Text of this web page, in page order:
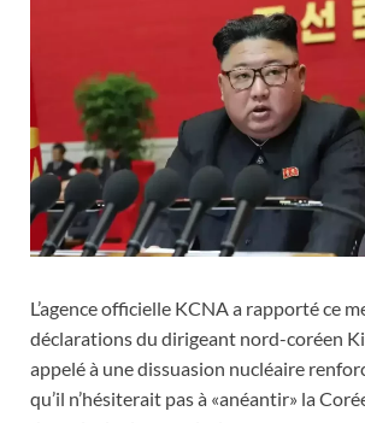
L’agence officielle KCNA a rapporté ce
déclarations du dirigeant nord-coréen
appelé à une dissuasion nucléaire
qu’il n’hésiterait pas à «anéantir» la